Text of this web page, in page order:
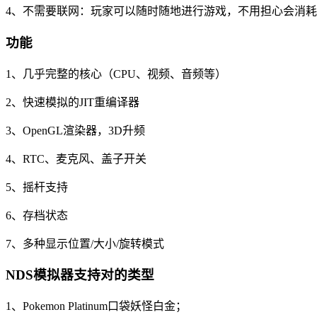
4、不需要联网：玩家可以随时随地进行游戏，不用担心会消耗
功能
1、几乎完整的核心（CPU、视频、音频等）
2、快速模拟的JIT重编译器
3、OpenGL渲染器，3D升频
4、RTC、麦克风、盖子开关
5、摇杆支持
6、存档状态
7、多种显示位置/大小/旋转模式
NDS模拟器支持对的类型
1、Pokemon Platinum口袋妖怪白金；